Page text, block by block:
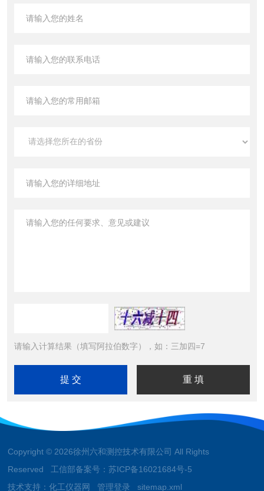
请输入计算结果（填写阿拉伯数字），如：三加四=7
Copyright © 2026徐州六和测控技术有限公司 All Rights
Reserved 工信部备案号：苏ICP备16021684号-5
技术支持：化工仪器网 管理登录 sitemap.xml